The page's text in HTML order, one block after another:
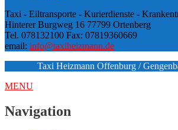
Taxi - Eiltransporte - Kurierdienste -
Hinterer Burgweg 16 77799 Ortenberg
Tel. 078132100 Fax: 07819360669
email: info@taxiheizmann.de
Taxi Heizmann Offenburg /
MENU
Navigation